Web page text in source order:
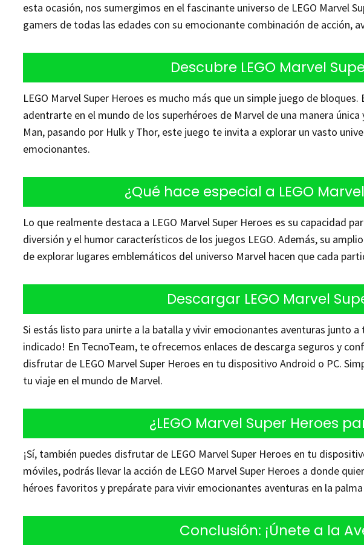
esta ocasión, nos sumergimos en el fascinante universo de LEGO Marvel
gamers de todas las edades con su emocionante combinación de acción,
Descubre LEGO Marvel
LEGO Marvel Super Heroes es mucho más que un simple juego de
adentrarte en el mundo de los superhéroes de Marvel de una manera
Man, pasando por Hulk y Thor, este juego te invita a explorar un vasto
emocionantes.
¿Qué hace especial a LEGO
Lo que realmente destaca a LEGO Marvel Super Heroes es su capacidad
diversión y el humor característicos de los juegos LEGO. Además, su
de explorar lugares emblemáticos del universo Marvel hacen que cada
Descargar LEGO Marvel
Si estás listo para unirte a la batalla y vivir emocionantes aventuras junto
indicado! En TecnoTeam, te ofrecemos enlaces de descarga seguros y
disfrutar de LEGO Marvel Super Heroes en tu dispositivo Android o PC.
tu viaje en el mundo de Marvel.
¿LEGO Marvel Super Heroes
¡Sí, también puedes disfrutar de LEGO Marvel Super Heroes en tu
móviles, podrás llevar la acción de LEGO Marvel Super Heroes a donde
héroes favoritos y prepárate para vivir emocionantes aventuras en la
Conclusión: ¡Únete a la